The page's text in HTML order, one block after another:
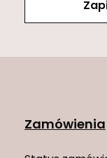
Zamówienia